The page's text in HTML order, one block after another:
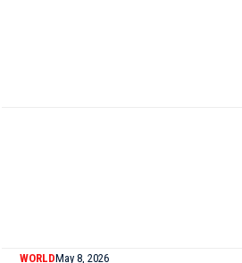
WORLDMay 8, 2026